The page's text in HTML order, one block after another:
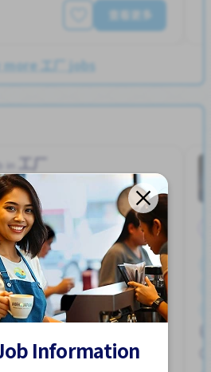
查看更多
more 工厂 jobs
工厂
籍员工 奖励
女性首选
食
支付交通费
Information